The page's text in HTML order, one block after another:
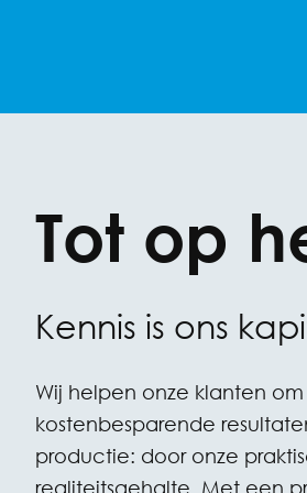
Tot op
Kennis is ons
Wij helpen onze klanten
kostenbesparende
productie: door onze
realiteitsgehalte. Met een